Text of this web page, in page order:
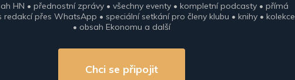
HN • přednostní zprávy • všechny eventy • kompletní podcasty • přímá
redakcí přes WhatsApp • speciální setkání pro členy klubu • knihy • kolekce
• obsah Ekonomu a další
Chci se připojit